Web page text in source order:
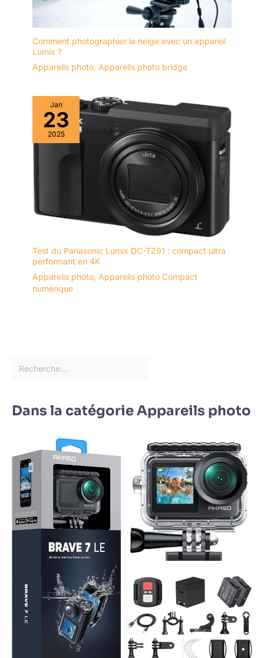
Comment photographier la neige avec un appareil
Lumix ?
Appareils photo, Appareils photo bridge
Jan
23
2025
Test du Panasonic Lumix DC-TZ91 : compact ultra
performant en 4K
Appareils photo, Appareils photo Compact
numérique
Dans la catégorie Appareils photo